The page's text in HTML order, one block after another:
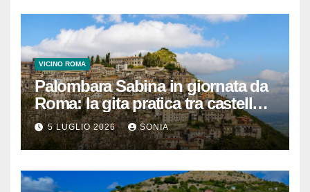
VICINO ROMA
Palombara Sabina in giornata da
Roma: la gita pratica tra castello,
vicoli e Terme di Cretone
5 LUGLIO 2026 SONIA